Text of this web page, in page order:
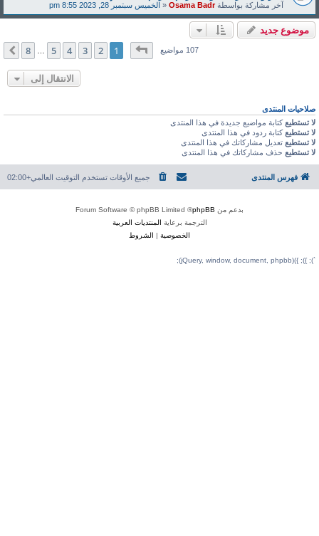
« الخميس سبتمبر 28, 2023 8:55 pm
4
5
… التالي
جميع الأوقات تستخدم التوقيت العالمي+02:00